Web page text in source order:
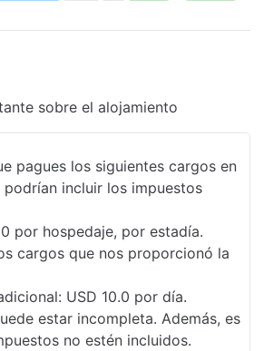
el lobby
gratis
equipaje
sobre el alojamiento
pagues los siguientes cargos en
incluir los impuestos
por hospedaje, por estadía.
cargos que nos proporcionó la
USD 10.0 por día.
estar incompleta. Además, es
no estén incluidos.